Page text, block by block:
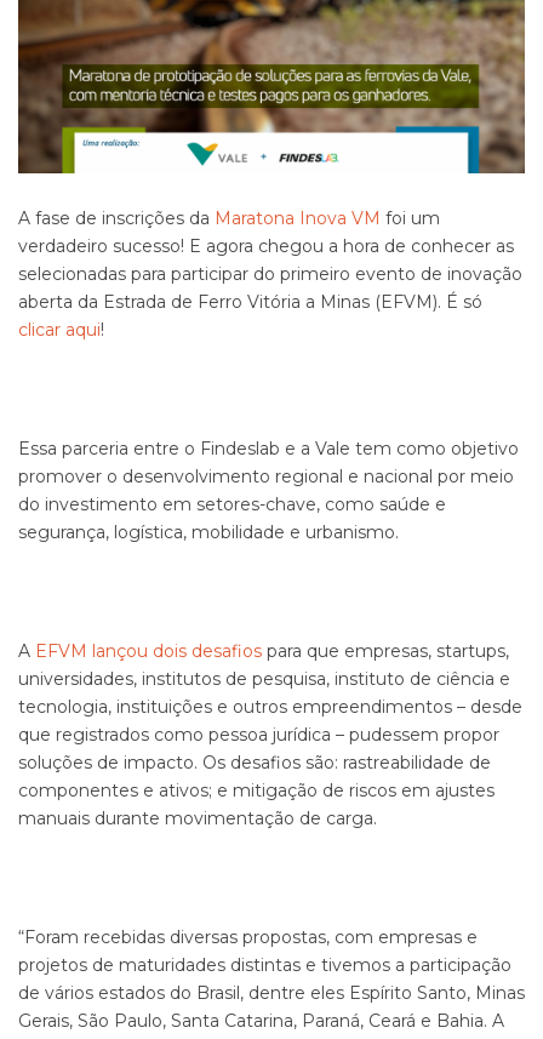
A fase de inscrições da Maratona Inova VM foi um
verdadeiro sucesso! E agora chegou a hora de conhecer as
selecionadas para participar do primeiro evento de inovação
aberta da Estrada de Ferro Vitória a Minas (EFVM). É só
clicar aqui!
Essa parceria entre o Findeslab e a Vale tem como objetivo
promover o desenvolvimento regional e nacional por meio
do investimento em setores-chave, como saúde e
segurança, logística, mobilidade e urbanismo.
A EFVM lançou dois desafios para que empresas, startups,
universidades, institutos de pesquisa, instituto de ciência e
tecnologia, instituições e outros empreendimentos – desde
que registrados como pessoa jurídica – pudessem propor
soluções de impacto. Os desafios são: rastreabilidade de
componentes e ativos; e mitigação de riscos em ajustes
manuais durante movimentação de carga.
“Foram recebidas diversas propostas, com empresas e
projetos de maturidades distintas e tivemos a participação
de vários estados do Brasil, dentre eles Espírito Santo, Minas
Gerais, São Paulo, Santa Catarina, Paraná, Ceará e Bahia. A